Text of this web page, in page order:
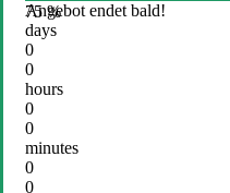
75 %
Angebot endet bald!
days
0
0
hours
0
0
minutes
0
0